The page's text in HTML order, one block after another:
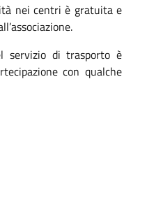
nei centri è gratuita e
servizio di trasporto è
con qualche